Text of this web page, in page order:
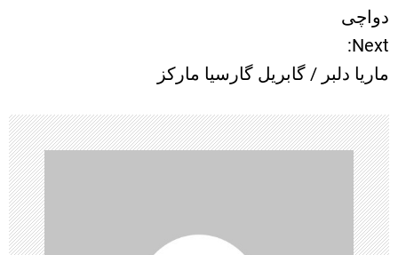
ه
ر
ی
ن
و
دواچی
Next:
ماریا دلبر / گابریل گارسیا مارکز